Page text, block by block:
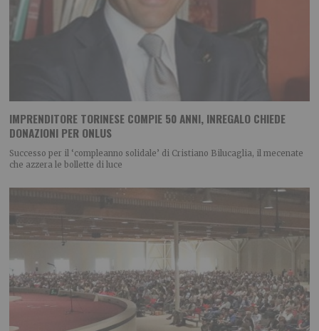
IMPRENDITORE TORINESE COMPIE 50 ANNI, INREGALO CHIEDE
DONAZIONI PER ONLUS
Successo per il ‘compleanno solidale’ di Cristiano Bilucaglia, il mecenate
che azzera le bollette di luce